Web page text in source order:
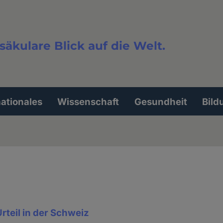
Blick auf die Welt.
Wissenschaft Gesundheit
in der Schweiz